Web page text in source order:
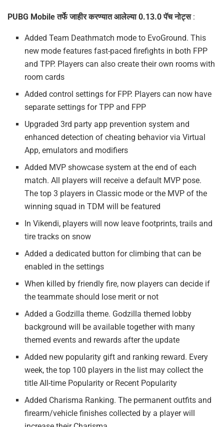
PUBG Mobile तर्फे जाहीर करण्यात आलेल्या 0.13.0 पॅच नोट्स :
Added Team Deathmatch mode to EvoGround. This
new mode features fast-paced firefights in both FPP
and TPP. Players can also create their own rooms with
room cards
Added control settings for FPP. Players can now have
separate settings for TPP and FPP
Upgraded 3rd party app prevention system and
enhanced detection of cheating behavior via Virtual
App, emulators and modifiers
Added MVP showcase system at the end of each
match. All players will receive a default MVP pose.
The top 3 players in Classic mode or the MVP of the
winning squad in TDM will be featured
In Vikendi, players will now leave footprints, trails and
tire tracks on snow
Added a dedicated button for climbing that can be
enabled in the settings
When killed by friendly fire, now players can decide if
the teammate should lose merit or not
Added a Godzilla theme. Godzilla themed lobby
background will be available together with many
themed events and rewards after the update
Added new popularity gift and ranking reward. Every
week, the top 100 players in the list may collect the
title All-time Popularity or Recent Popularity
Added Charisma Ranking. The permanent outfits and
firearm/vehicle finishes collected by a player will